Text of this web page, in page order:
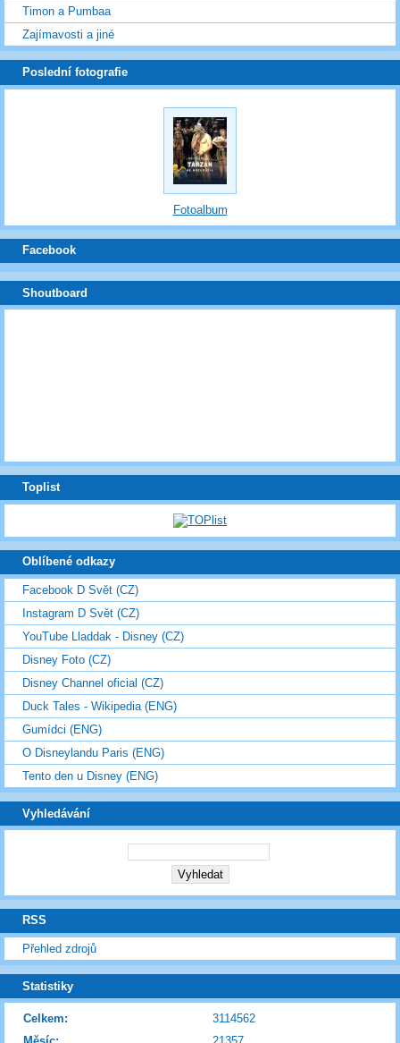
Timon a Pumbaa
Zajímavosti a jiné
Poslední fotografie
Fotoalbum
Facebook
Shoutboard
Toplist
Oblíbené odkazy
Facebook D Svět (CZ)
Instagram D Svět (CZ)
YouTube Lladdak - Disney (CZ)
Disney Foto (CZ)
Disney Channel oficial (CZ)
Duck Tales - Wikipedia (ENG)
Gumídci (ENG)
O Disneylandu Paris (ENG)
Tento den u Disney (ENG)
Vyhledávání
RSS
Přehled zdrojů
Statistiky
Celkem:
3114562